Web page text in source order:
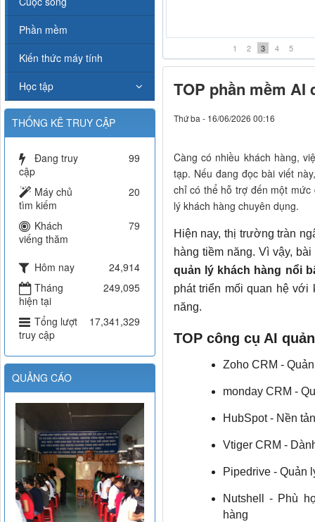
1 2 3 4 5
TOP phần mềm AI
Thứ ba - 16/06/2026 00:16
Càng có nhiều khách hàng,
tạp. Nếu đang đọc bài viết
chỉ có thể hỗ trợ đến một
lý khách hàng chuyên dụng.
Hiện nay, thị trường tràn
hàng tiềm năng. Vì vậy,
quản lý khách hàng nổi
phát triển mối quan hệ với
năng.
TOP công cụ AI
Zoho CRM -
monday CRM -
HubSpot - Nền
Vtiger CRM -
Pipedrive - Quản
Nutshell - Phù
hàng
Phần mềm
Kiến thức máy tính
Học tập
THỐNG KÊ TRUY CẬP
Đang truy
cập
99
Máy chủ
tìm kiếm
20
Khách
viếng thăm
79
Hôm nay
24,914
Tháng
hiện tại
249,095
Tổng lượt
truy cập
17,341,329
QUẢNG CÁO